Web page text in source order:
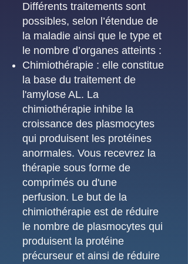
Différents traitements sont
possibles, selon l’étendue de
la maladie ainsi que le type et
le nombre d’organes atteints :
Chimiothérapie : elle constitue
la base du traitement de
l'amylose AL. La
chimiothérapie inhibe la
croissance des plasmocytes
qui produisent les protéines
anormales. Vous recevrez la
thérapie sous forme de
comprimés ou d'une
perfusion. Le but de la
chimiothérapie est de réduire
le nombre de plasmocytes qui
produisent la protéine
précurseur et ainsi de réduire